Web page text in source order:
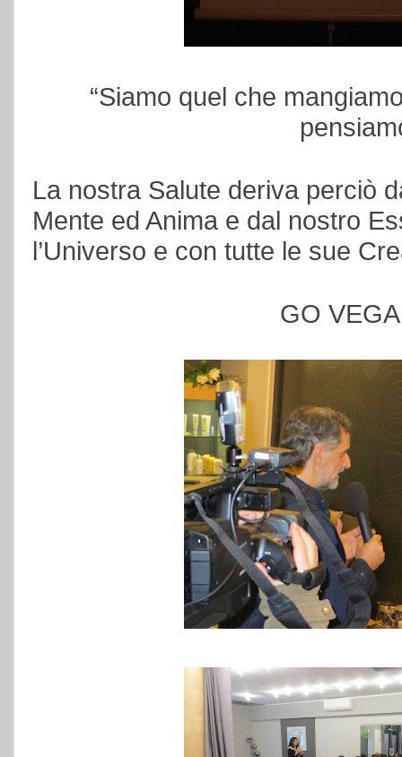
“Siamo quel che
La nostra Salute deriva perciò
Mente ed Anima e dal nostro
l’Universo e con tutte le sue
GO